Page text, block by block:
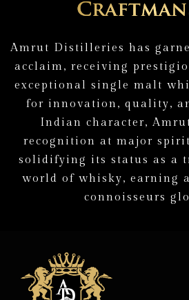
Amru t Dis tilleries has garne
acclaim , receiving pres tigio
excep tional single mal t whi
for innovation , q uali ty, a
Indian character, Amru
recogni tion at major spiri t
solidifying i ts s tatus as a t
world of whisky, earning a
connoisseurs glo